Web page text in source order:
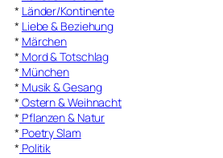
* Länder/Kontinente
* Liebe & Beziehung
* Märchen
* Mord & Totschlag
* München
* Musik & Gesang
* Ostern & Weihnacht
* Pflanzen & Natur
* Poetry Slam
* Politik